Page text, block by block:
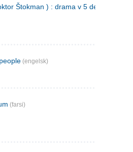
Štokman ) : drama v 5 dejstvijach
(engelsk)
(farsi)